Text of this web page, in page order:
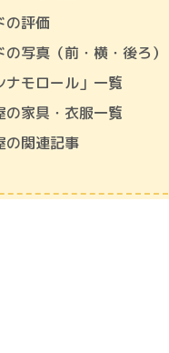
の評価
写真（前・横・後ろ）
ナモロール」一覧
の家具・衣服一覧
の関連記事